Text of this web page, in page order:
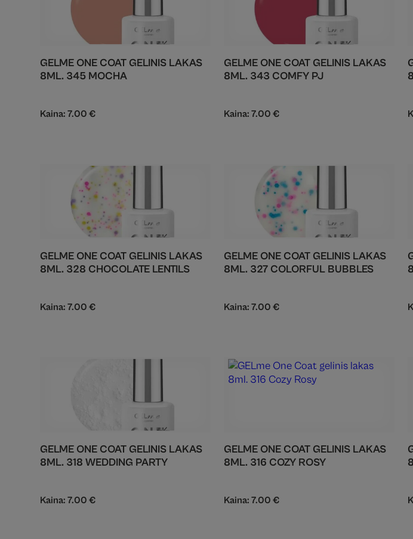
GELME ONE COAT GELINIS LAKAS
8ML. 345 MOCHA
Kaina:7.00€
GELME ONE COAT GELINIS LAKAS
8ML. 343 COMFY PJ
Kaina:7.00€
GELME ONE COAT GELINIS LAKAS
8ML. 328 CHOCOLATE LENTILS
Kaina:7.00€
GELME ONE COAT GELINIS LAKAS
8ML. 327 COLORFUL BUBBLES
Kaina:7.00€
GELME ONE COAT GELINIS LAKAS
8ML. 318 WEDDING PARTY
Kaina:7.00€
GELME ONE COAT GELINIS LAKAS
8ML. 316 COZY ROSY
Kaina:7.00€